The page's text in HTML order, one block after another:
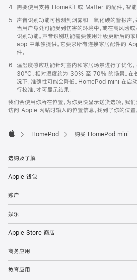
需要使用支持 HomeKit 或 Matter 的配件。智能
声音识别功能可检测到烟雾和一氧化碳的警报声，
当用户身处可能受到伤害的环境中，或在高风险
识别功能。声音识别功能需要使用升级更新后的
app 中单独提供。它要求所有连接家居配件的
件。
温湿度感应功能针对室内和家居场景进行了优化
30ºC、相对湿度约为 30% 至 70% 的场景。在
况下，准确性可能会降低。HomePod mini 在启
行校准，才可显示结果。
我们会使用你所在位置，为你更快显示送货选项。我
访问 Apple 网站时输入的位置信息，找到了你的位置
HomePod 购买 HomePod mini
选购及了解
Apple 钱包
账户
娱乐
Apple Store 商店
商务应用
教育应用